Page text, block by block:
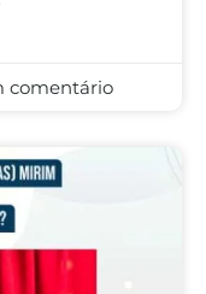
comentário